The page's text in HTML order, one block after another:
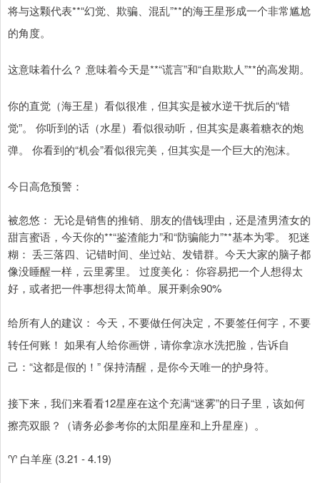
将与这颗代表**“幻觉、欺骗、混乱”**的海王星形成一个非常尴尬
的角度。
这意味着什么？ 意味着今天是**“谎言”和“自欺欺人”**的高发期。
你的直觉（海王星）看似很准，但其实是被水逆干扰后的“错
觉”。 你听到的话（水星）看似很动听，但其实是裹着糖衣的炮
弹。 你看到的“机会”看似很完美，但其实是一个巨大的泡沫。
今日高危预警：
被忽悠： 无论是销售的推销、朋友的借钱理由，还是渣男渣女的
甜言蜜语，今天你的**“鉴渣能力”和“防骗能力”**基本为零。 犯迷
糊： 丢三落四、记错时间、坐过站、发错群。今天大家的脑子都
像没睡醒一样，云里雾里。 过度美化： 你容易把一个人想得太
好，或者把一件事想得太简单。展开剩余90%
给所有人的建议： 今天，不要做任何决定，不要签任何字，不要
转任何账！ 如果有人给你画饼，请你拿凉水洗把脸，告诉自
己：“这都是假的！” 保持清醒，是你今天唯一的护身符。
接下来，我们来看看12星座在这个充满“迷雾”的日子里，该如何
擦亮双眼？（请务必参考你的太阳星座和上升星座）。
♈ 白羊座 (3.21 - 4.19)